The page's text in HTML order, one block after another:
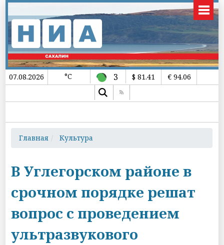
07.08.2026 °C 3 $ 81.41 € 94.06
Главная Культура
В Углегорском районе в
срочном порядке решат
вопрос с проведением
ультразвукового